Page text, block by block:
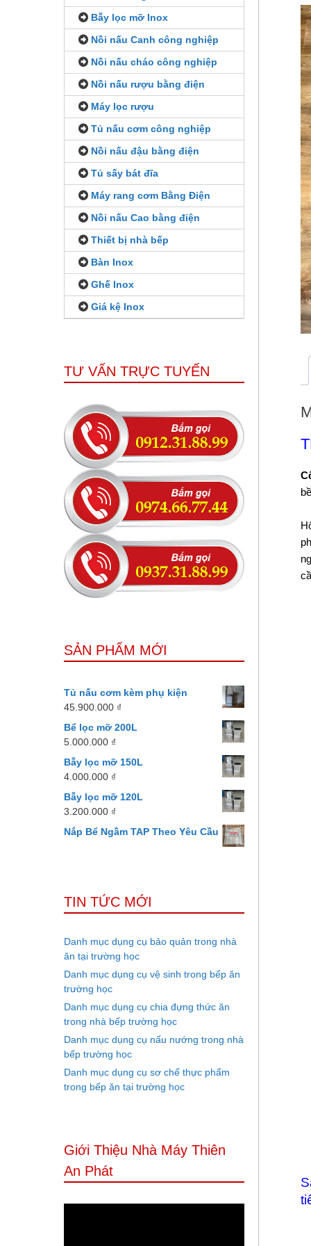
Bẫy lọc mỡ Inox
Nồi nấu Canh công nghiệp
Nồi nấu cháo công nghiệp
Nồi nấu rượu bằng điện
Máy lọc rượu
Tủ nấu cơm công nghiệp
Nồi nấu đậu bằng điện
Tủ sấy bát đĩa
Máy rang cơm Bằng Điện
Nồi nấu Cao bằng điện
Thiết bị nhà bếp
Bàn Inox
Ghế Inox
Giá kệ Inox
TƯ VẤN TRỰC TUYẾN
SẢN PHẨM MỚI
Tủ nấu cơm kèm phụ kiện
45.900.000 ₫
Bể lọc mỡ 200L
5.000.000 ₫
Bẫy lọc mỡ 150L
4.000.000 ₫
Bẫy lọc mỡ 120L
3.200.000 ₫
Nắp Bể Ngầm TAP Theo Yêu Cầu
TIN TỨC MỚI
Danh mục dụng cụ bảo quản trong nhà
ăn tại trường học
Danh mục dụng cụ vệ sinh trong bếp ăn
trường học
Danh mục dụng cụ chia đựng thức ăn
trong nhà bếp trường học
Danh mục dụng cụ nấu nướng trong nhà
bếp trường học
Danh mục dụng cụ sơ chế thực phẩm
trong bếp ăn tại trường học
Giới Thiệu Nhà Máy Thiên
An Phát